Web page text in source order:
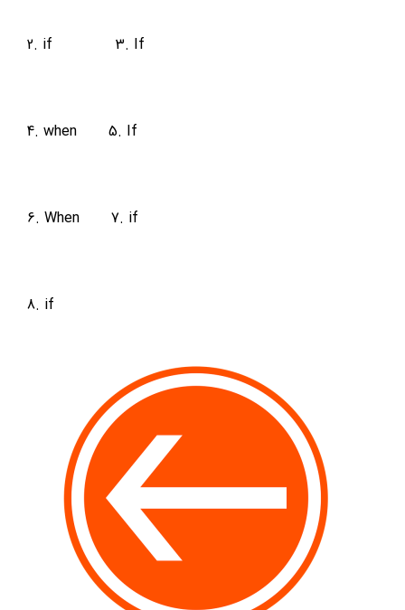
2. if 3. If
4. when 5. If
6. When 7. if
8. if